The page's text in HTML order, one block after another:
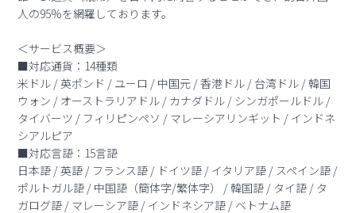
人の95%を網羅しております。
＜サービス概要＞
■対応通貨：14種類
米ドル / 英ポンド / ユーロ / 中国元 / 香港ドル / 台湾ドル / 韓国
ウォン / オーストラリアドル / カナダドル / シンガポールドル /
タイバーツ / フィリピンペソ / マレーシアリンギット / インドネ
シアルピア
■対応言語：15言語
日本語 / 英語 / フランス語 / ドイツ語 / イタリア語 / スペイン語 /
ポルトガル語 / 中国語（簡体字/繁体字） / 韓国語 / タイ語 / タ
ガログ語 / マレーシア語 / インドネシア語 / ベトナム語